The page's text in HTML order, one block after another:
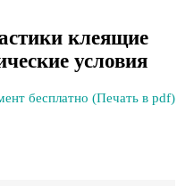
клеящие
условия
бесплатно (Печать в pdf)